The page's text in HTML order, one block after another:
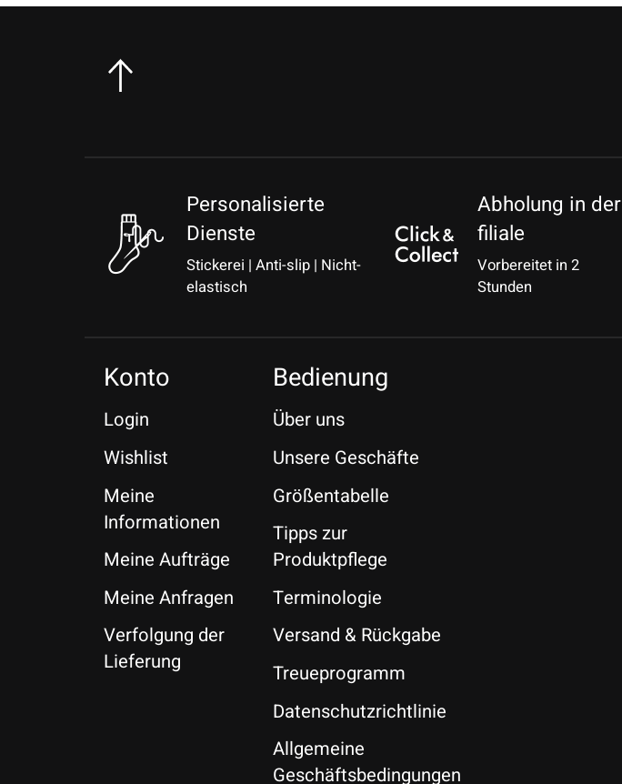
Personalisierte
Dienste
Stickerei | Anti-slip | Nicht-
elastisch
Abholung in der
filiale
Vorbereitet in 2
Stunden
Konto
Login
Wishlist
Meine
Informationen
Meine Aufträge
Meine Anfragen
Verfolgung der
Lieferung
Bedienung
Über uns
Unsere Geschäfte
Größentabelle
Tipps zur
Produktpflege
Terminologie
Versand & Rückgabe
Treueprogramm
Datenschutzrichtlinie
Allgemeine
Geschäftsbedingungen